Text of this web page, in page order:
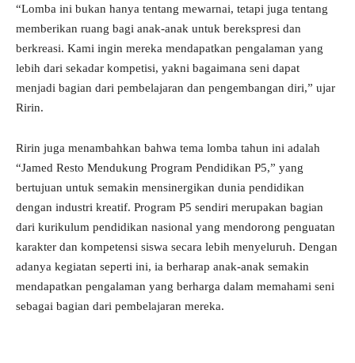
“Lomba ini bukan hanya tentang mewarnai, tetapi juga tentang
memberikan ruang bagi anak-anak untuk berekspresi dan
berkreasi. Kami ingin mereka mendapatkan pengalaman yang
lebih dari sekadar kompetisi, yakni bagaimana seni dapat
menjadi bagian dari pembelajaran dan pengembangan diri,” ujar
Ririn.
Ririn juga menambahkan bahwa tema lomba tahun ini adalah
“Jamed Resto Mendukung Program Pendidikan P5,” yang
bertujuan untuk semakin mensinergikan dunia pendidikan
dengan industri kreatif. Program P5 sendiri merupakan bagian
dari kurikulum pendidikan nasional yang mendorong penguatan
karakter dan kompetensi siswa secara lebih menyeluruh. Dengan
adanya kegiatan seperti ini, ia berharap anak-anak semakin
mendapatkan pengalaman yang berharga dalam memahami seni
sebagai bagian dari pembelajaran mereka.